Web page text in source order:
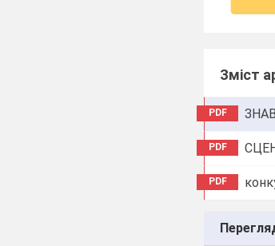
Зміст
PDF
PDF
PDF